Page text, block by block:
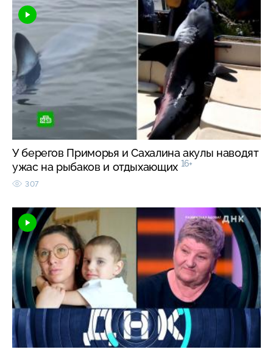
У берегов Приморья и Сахалина акулы наводят
ужас на рыбаков и отдыхающих 16+
307